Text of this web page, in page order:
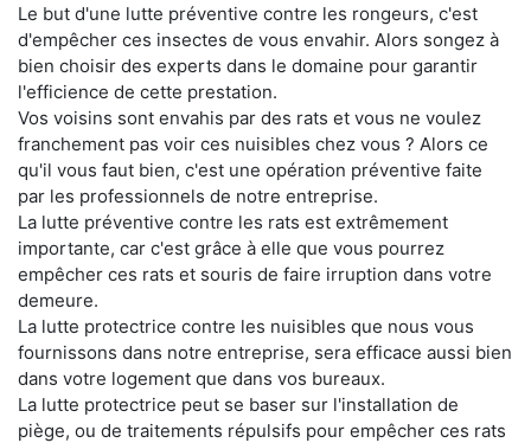
Le but d'une lutte préventive contre les rongeurs, c'est
d'empêcher ces insectes de vous envahir. Alors songez à
bien choisir des experts dans le domaine pour garantir
l'efficience de cette prestation.
Vos voisins sont envahis par des rats et vous ne voulez
franchement pas voir ces nuisibles chez vous ? Alors ce
qu'il vous faut bien, c'est une opération préventive faite
par les professionnels de notre entreprise.
La lutte préventive contre les rats est extrêmement
importante, car c'est grâce à elle que vous pourrez
empêcher ces rats et souris de faire irruption dans votre
demeure.
La lutte protectrice contre les nuisibles que nous vous
fournissons dans notre entreprise, sera efficace aussi bien
dans votre logement que dans vos bureaux.
La lutte protectrice peut se baser sur l'installation de
piège, ou de traitements répulsifs pour empêcher ces rats